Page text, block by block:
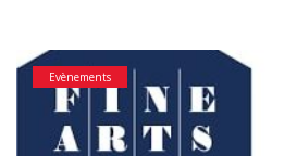
Evènements